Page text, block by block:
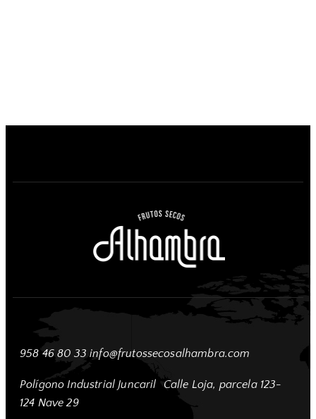
958 46 80 33info@frutossecosalhambra.com
Polígono Industrial Juncaril Calle Loja, parcela 123-
124 Nave 29